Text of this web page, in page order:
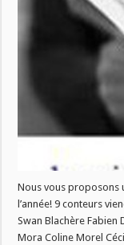
Nous vous proposons
l’année! 9 conteurs
Swan Blachère Fabien
Mora Coline Morel